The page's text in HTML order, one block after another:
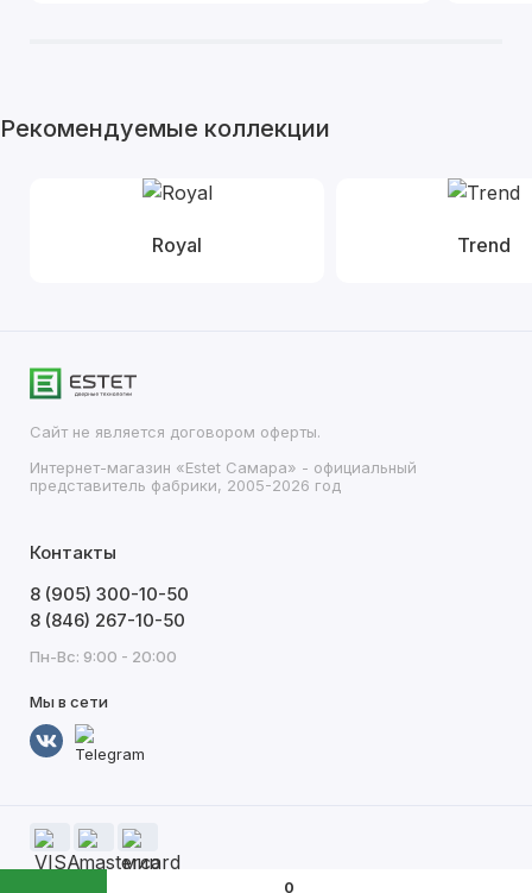
0
Рекомендуемые коллекции
Royal Trend
Сайт не является договором оферты.
Интернет-магазин «Estet Самара» - официальный
представитель фабрики, 2005-2026 год
Контакты
8 (905) 300-10-50
8 (846) 267-10-50
Пн-Вс: 9:00 - 20:00
Мы в сети